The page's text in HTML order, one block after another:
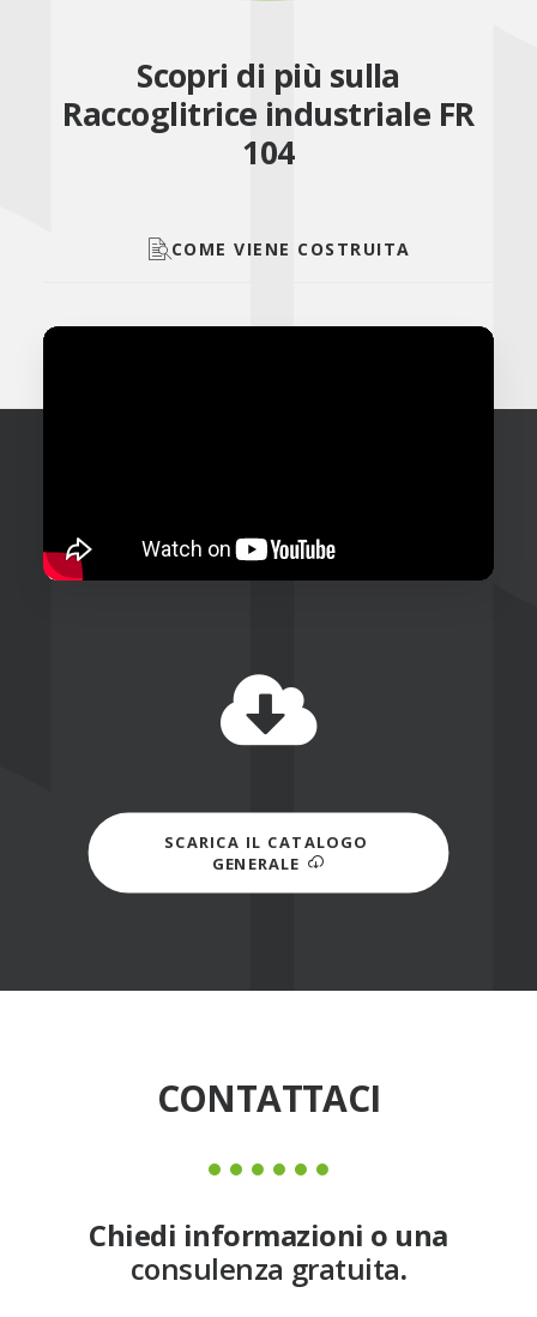
Scopri di più sulla
Raccoglitrice industriale FR
104
COME VIENE COSTRUITA
SCARICA IL CATALOGO
GENERALE
CONTATTACI
Chiedi informazioni o una
consulenza gratuita.